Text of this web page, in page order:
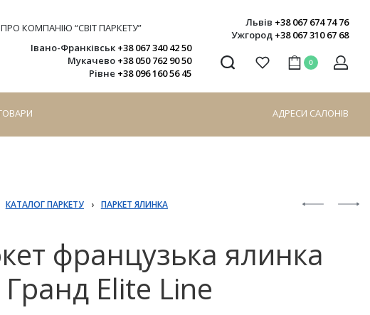
ПРО КОМПАНІЮ “СВІТ ПАРКЕТУ” Львів +38 067 674 74 76
Ужгород +38 067 310 67 68
Івано-Франківськ +38 067 340 42 50
Мукачево +38 050 762 90 50
Рівне +38 096 160 56 45
0
АДРЕСИ САЛОНІВ
КАТАЛОГ ПАРКЕТУ › ПАРКЕТ ЯЛИНКА
французька ялинка
Elite Line